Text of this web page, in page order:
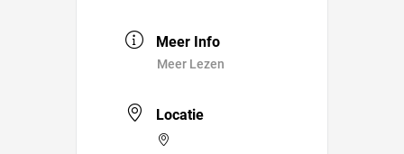
Meer Info
Meer Lezen
Locatie